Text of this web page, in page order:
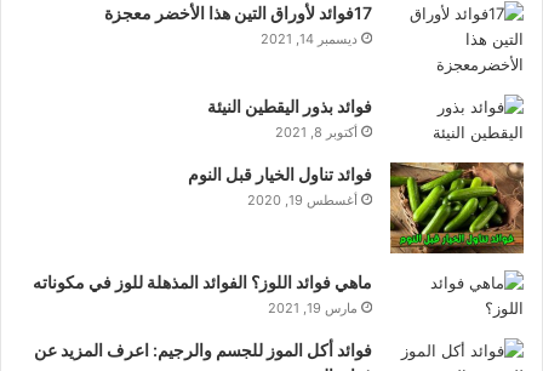
17فوائد لأوراق التين هذا الأخضر معجزة
ديسمبر 14, 2021
فوائد بذور اليقطين النيئة
أكتوبر 8, 2021
فوائد تناول الخيار قبل النوم
أغسطس 19, 2020
ماهي فوائد اللوز؟ الفوائد المذهلة للوز في مكوناته
مارس 19, 2021
فوائد أكل الموز للجسم والرجيم: اعرف المزيد عن